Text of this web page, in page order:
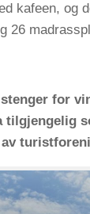
kafeen, og
26
for
tilgjengelig